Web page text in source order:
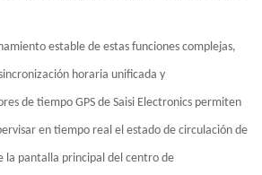
estable de estas funciones complejas,
horaria unificada y
de tiempo GPS de Saisi Electronics permiten
en tiempo real el estado de circulación de
la pantalla principal del centro de